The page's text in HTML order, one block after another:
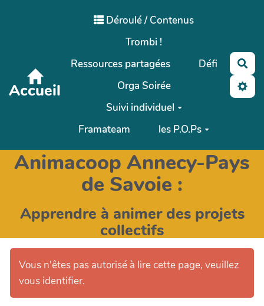
Aller au contenu principal
Accueil
Déroulé / Contenus
Trombi !
Ressources partagées
Défi
Orga Soirée
Suivi individuel
Framateam
les P.O.Ps
Animacoop Annecy-Pays
de Savoie :
Apprendre à animer des projets
collectifs
Vous n'êtes pas autorisé à lire cette page, veuillez
vous identifier.